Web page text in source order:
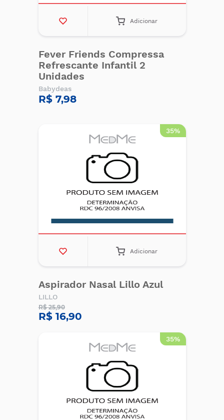
Adicionar
Fever Friends Compressa
Refrescante Infantil 2
Unidades
Babydeas
R$ 7,98
35%
Adicionar
Aspirador Nasal Lillo Azul
LILLO
R$ 25,90
R$ 16,90
35%